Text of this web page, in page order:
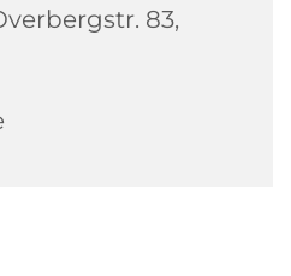
83,